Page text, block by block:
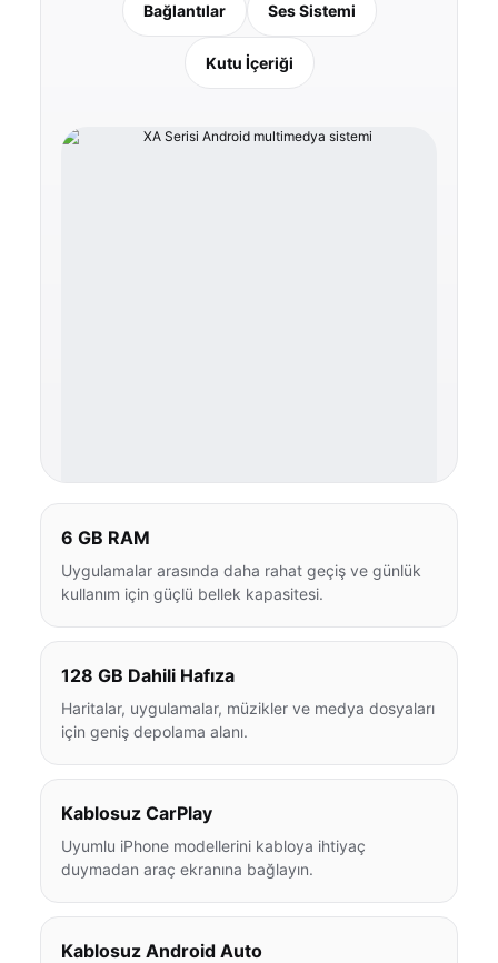
Bağlantılar Ses Sistemi
Kutu İçeriği
6 GB RAM
Uygulamalar arasında daha rahat geçiş ve günlük
kullanım için güçlü bellek kapasitesi.
128 GB Dahili Hafıza
Haritalar, uygulamalar, müzikler ve medya dosyaları
için geniş depolama alanı.
Kablosuz CarPlay
Uyumlu iPhone modellerini kabloya ihtiyaç
duymadan araç ekranına bağlayın.
Kablosuz Android Auto